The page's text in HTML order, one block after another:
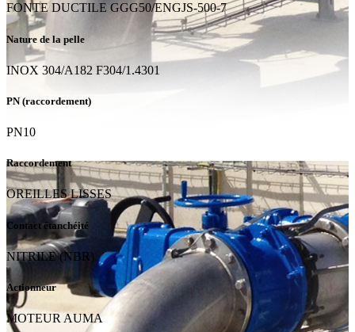
FONTE DUCTILE GGG50/ENGJS-500-7
Nature de la pelle
INOX 304/A182 F304/1.4301
PN (raccordement)
PN10
Raccordement
OREILLES LISSES
Contact étanchéité
NITRILE (NBR)
Actionneur
MOTEUR AUMA